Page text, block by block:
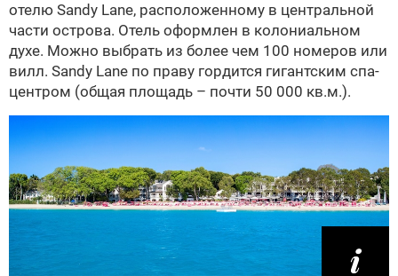
отелю Sandy Lane, расположенному в центральной
части острова. Отель оформлен в колониальном
духе. Можно выбрать из более чем 100 номеров или
вилл. Sandy Lane по праву гордится гигантским спа-
центром (общая площадь – почти 50 000 кв.м.).